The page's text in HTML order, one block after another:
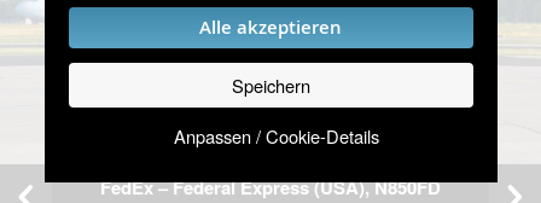
Alle akzeptieren
Speichern
Anpassen / Cookie-Details
FedEx – Federal Express (USA), N850FD